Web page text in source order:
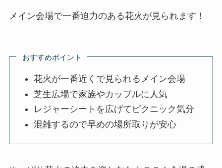
メイン会場で一番迫力のある花火が見られます！
おすすめポイント
花火が一番近くで見られるメイン会場
芝生広場で家族やカップルに人気
レジャーシートを広げてピクニック気分
混雑するので早めの場所取りが安心